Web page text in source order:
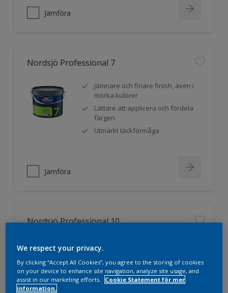
Jämföra
Nordsjö Professional 7
Jämnare och finare finish, även i
mörka kulörer
Lättare att applicera och fördela
färgen
Utmärkt täckförmåga
Jämföra
Nordsjö Professional 10
mörka kulörer
Lättare att applicera och fördela
färgen
We respect your privacy.
By clicking “Accept All Cookies”, you agree to the storing of cookies
on your device to enhance site navigation, analyze site usage, and
assist in our marketing efforts.
Cookie Statement för mer
information.